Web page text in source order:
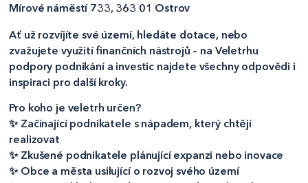
Mírové náměstí 733, 363 01 Ostrov
Ať už rozvíjíte své území, hledáte dotace, nebo
zvažujete využití finančních nástrojů – na Veletrhu
podpory podnikání a investic najdete všechny odpovědi i
inspiraci pro další kroky.
Pro koho je veletrh určen?
✨ Začínající podnikatele s nápadem, který chtějí
realizovat
✨ Zkušené podnikatele plánující expanzi nebo inovace
✨ Obce a města usilující o rozvoj svého území